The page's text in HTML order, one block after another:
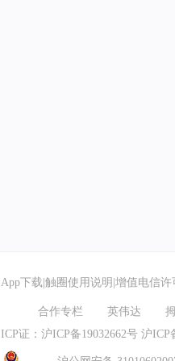
App下载 触圈使用说明 增值电信许
合作专栏 英伟达
ICP证：沪ICP备19032662号 沪ICP